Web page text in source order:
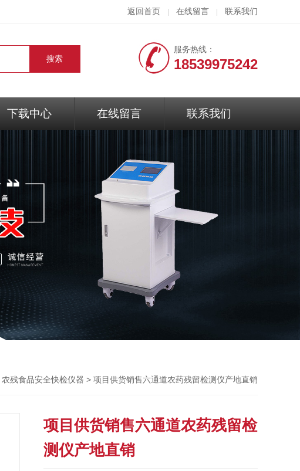
返回首页 在线留言 联系我们
服务热线：
18539975242
下载中心 在线留言 联系我们
农残食品安全快检仪器 > 项目供货销售六通道农药残留检测仪产地直销
项目供货销售六通道农药残留检
测仪产地直销